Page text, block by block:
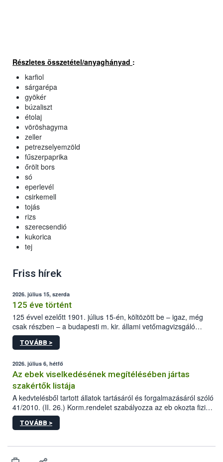
Részletes összetétel/anyaghányad :
karfiol
sárgarépa
gyökér
búzaliszt
étolaj
vöröshagyma
zeller
petrezselyemzöld
fűszerpaprika
őrölt bors
só
eperlevél
csirkemell
tojás
rizs
szerecsendió
kukorica
tej
Friss hírek
2026. július 15, szerda
125 éve történt
125 évvel ezelőtt 1901. július 15-én, költözött be – igaz, még
csak részben – a budapesti m. kir. állami vetőmagvizsgáló
állomás a Kis Rókus utca 15. szám alatti, Czigler Győző által
tervezett új épületébe.
TOVÁBB >
2026. július 6, hétfő
Az ebek viselkedésének megítélésében jártas
szakértők listája
A kedvtelésből tartott állatok tartásáról és forgalmazásáról szóló
41/2010. (II. 26.) Korm.rendelet szabályozza az eb okozta fizikai
sérülés, illetve ennek veszélye keletkezésekor felmerülő
hatósági feladatokat, valamint a veszélyes eb tartását és annak
vonni az ebek viselkedésének megítélésében jártas szakértőt.
TOVÁBB >